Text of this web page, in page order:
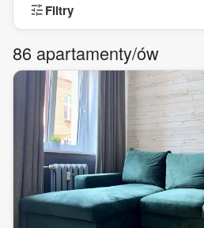
tuneFiltry
86 apartamenty/ów